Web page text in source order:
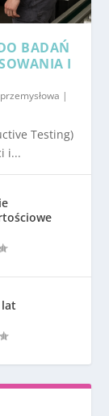
BADAŃ
I
|
Testing)
i...